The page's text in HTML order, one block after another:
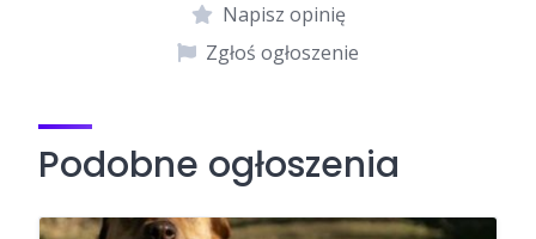
Napisz opinię
Zgłoś ogłoszenie
Podobne ogłoszenia